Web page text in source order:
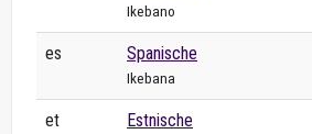
Ikebano
es Spanische
Ikebana
et Estnische